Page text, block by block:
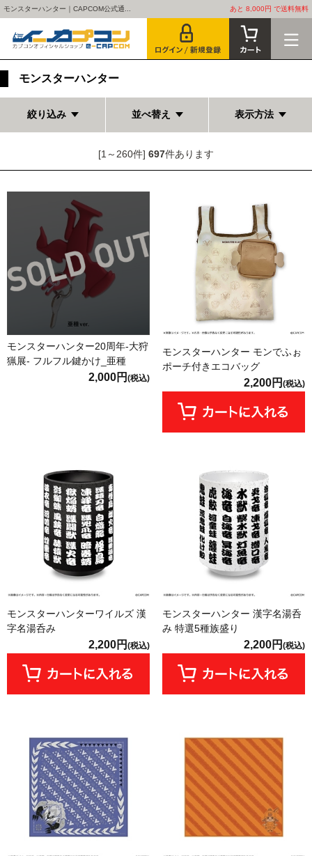
モンスターハンター｜CAPCOM公式通... あと 8,000円 で送料無料
モンスターハンター
絞り込み 並べ替え 表示方法
[1～260件] 697件あります
モンスターハンター20周年-大狩
猟展- フルフル鍵かけ_亜種
2,000円 (税込)
モンスターハンター モンでふぉ
ポーチ付きエコバッグ
2,200円 (税込)
モンスターハンターワイルズ 漢
字名湯呑み
2,200円 (税込)
モンスターハンター 漢字名湯呑
み 特選5種族盛り
2,200円 (税込)